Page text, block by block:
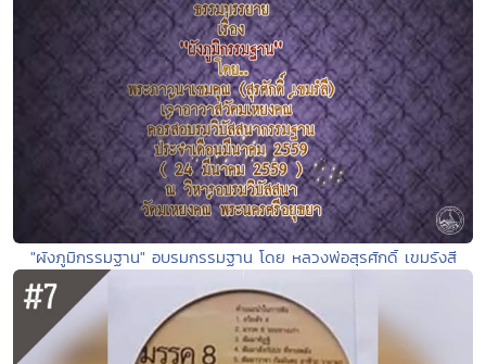
"ผังภูมิกรรมฐาน" อบรมกรรมฐาน โดย หลวงพ่อสุรศักดิ์ เขมรังสี